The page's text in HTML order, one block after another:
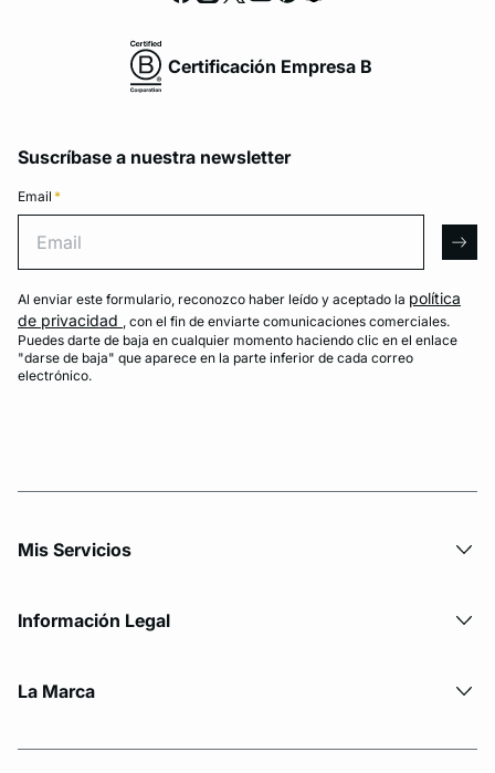
Certificación Empresa B
Suscríbase a nuestra newsletter
Email *
Al enviar este formulario, reconozco haber leído y aceptado la política
de privacidad , con el fin de enviarte comunicaciones comerciales.
Puedes darte de baja en cualquier momento haciendo clic en el enlace
"darse de baja" que aparece en la parte inferior de cada correo
electrónico.
Mis Servicios
Información Legal
La Marca